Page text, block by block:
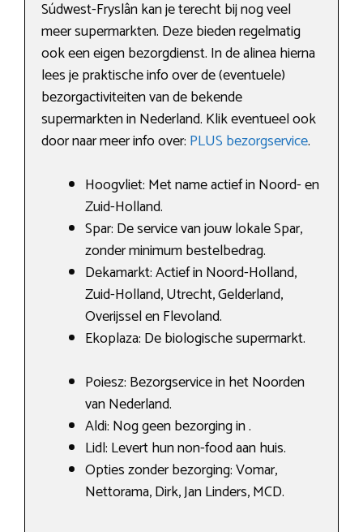
Súdwest-Fryslân kan je terecht bij nog veel
meer supermarkten. Deze bieden regelmatig
ook een eigen bezorgdienst. In de alinea hierna
lees je praktische info over de (eventuele)
bezorgactiviteiten van de bekende
supermarkten in Nederland. Klik eventueel ook
door naar meer info over: PLUS bezorgservice.
Hoogvliet: Met name actief in Noord- en
Zuid-Holland.
Spar: De service van jouw lokale Spar,
zonder minimum bestelbedrag.
Dekamarkt: Actief in Noord-Holland,
Zuid-Holland, Utrecht, Gelderland,
Overijssel en Flevoland.
Ekoplaza: De biologische supermarkt.
Poiesz: Bezorgservice in het Noorden
van Nederland.
Aldi: Nog geen bezorging in .
Lidl: Levert hun non-food aan huis.
Opties zonder bezorging: Vomar,
Nettorama, Dirk, Jan Linders, MCD.